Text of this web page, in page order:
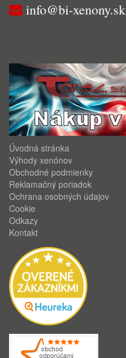
info@bi-xenony.sk
Úvodná stránka
Výhody xenónov
Obchodné podmienky
Reklamačný poriadok
Ochrana osobných údajov
Cookie
Odkazy
Kontakt